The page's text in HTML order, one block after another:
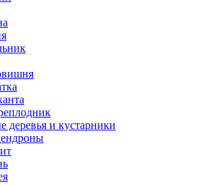
деревья и кустарники